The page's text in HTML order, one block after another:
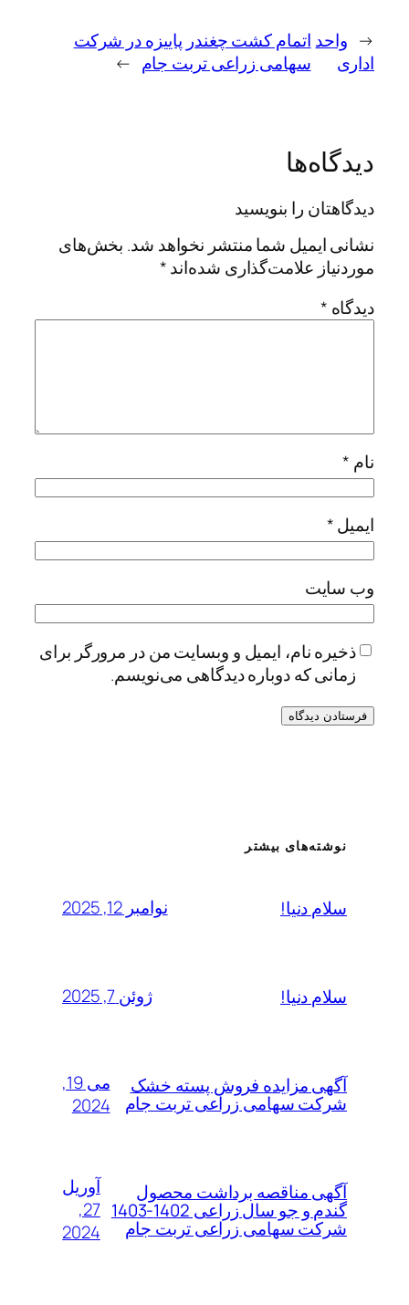
← واحد
اداری
اتمام کشت چغندر پاییزه در شرکت
سهامی زراعی تربت جام →
دیدگاه‌ها
دیدگاهتان را بنویسید
نشانی ایمیل شما منتشر نخواهد شد. بخش‌های
موردنیاز علامت‌گذاری شده‌اند*
دیدگاه *
نام *
ایمیل*
وب‌ سایت
ذخیره نام، ایمیل و وبسایت من در مرورگر برای
زمانی که دوباره دیدگاهی می‌نویسم.
نوشته‌های بیشتر
سلام دنیا! نوامبر 12, 2025
سلام دنیا! ژوئن 7, 2025
آگهی مزایده فروش پسته خشک
شرکت سهامی زراعی تربت جام
می 19,
2024
آگهی مناقصه برداشت محصول
گندم و جو سال زراعی 1402-1403
شرکت سهامی زراعی تربت جام
آوریل
27,
2024